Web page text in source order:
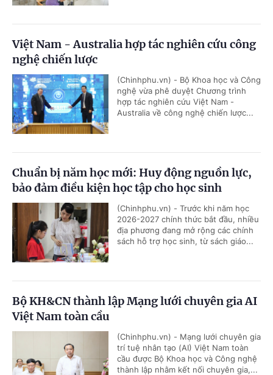
Việt Nam - Australia hợp tác nghiên cứu công
nghệ chiến lược
(Chinhphu.vn) - Bộ Khoa học và Công
nghệ vừa phê duyệt Chương trình
hợp tác nghiên cứu Việt Nam -
Australia về công nghệ chiến lược...
Chuẩn bị năm học mới: Huy động nguồn lực,
bảo đảm điều kiện học tập cho học sinh
(Chinhphu.vn) - Trước khi năm học
2026-2027 chính thức bắt đầu, nhiều
địa phương đang mở rộng các chính
sách hỗ trợ học sinh, từ sách giáo...
Bộ KH&CN thành lập Mạng lưới chuyên gia AI
Việt Nam toàn cầu
(Chinhphu.vn) - Mạng lưới chuyên gia
trí tuệ nhân tạo (AI) Việt Nam toàn
cầu được Bộ Khoa học và Công nghệ
thành lập nhằm kết nối chuyên gia,...